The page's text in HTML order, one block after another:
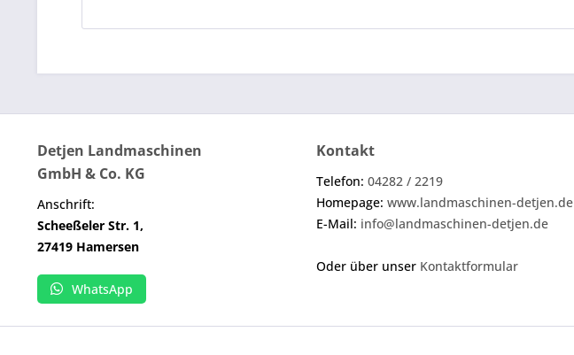
Detjen Landmaschinen
GmbH & Co. KG
Anschrift:
Scheeßeler Str. 1,
27419 Hamersen
WhatsApp
Kontakt
Telefon: 04282 / 2219
Homepage: www.landmaschinen-detjen.de
E-Mail: info@landmaschinen-detjen.de
Oder über unser Kontaktformular